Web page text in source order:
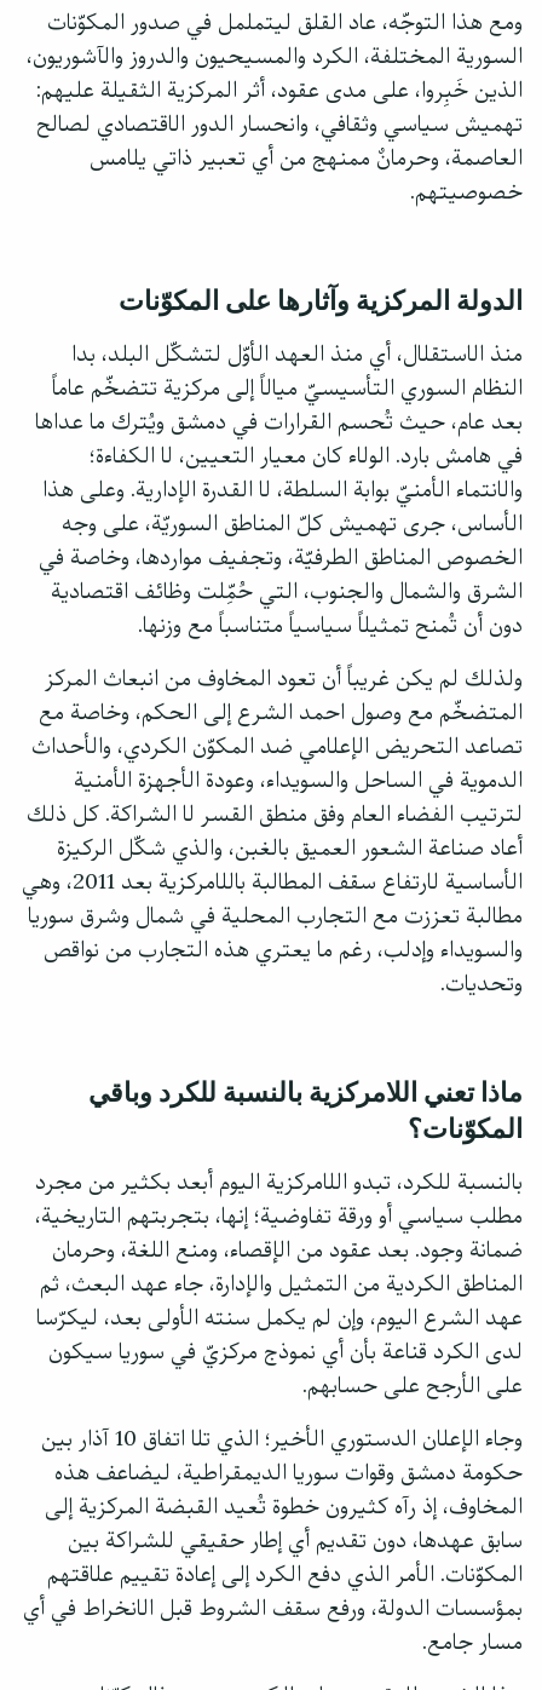
ومع هذا التوجّه، عاد القلق ليتململ في صدور المكوّنات
السورية المختلفة، الكرد والمسيحيون والدروز والآشوريون،
الذين خَبِروا، على مدى عقود، أثر المركزية الثقيلة عليهم:
تهميش سياسي وثقافي، وانحسار الدور الاقتصادي لصالح
العاصمة، وحرمانٌ ممنهج من أي تعبير ذاتي يلامس
خصوصيتهم.
الدولة المركزية وآثارها على المكوّنات
منذ الاستقلال، أي منذ العهد الأوّل لتشكّل البلد، بدا
النظام السوري التأسيسيّ ميالاً إلى مركزية تتضخّم عاماً
بعد عام، حيث تُحسم القرارات في دمشق ويُترك ما عداها
في هامش بارد. الولاء كان معيار التعيين، لا الكفاءة؛
والانتماء الأمنيّ بوابة السلطة، لا القدرة الإدارية. وعلى هذا
الأساس، جرى تهميش كلّ المناطق السوريّة، على وجه
الخصوص المناطق الطرفيّة، وتجفيف مواردها، وخاصة في
الشرق والشمال والجنوب، التي حُمِّلت وظائف اقتصادية
دون أن تُمنح تمثيلاً سياسياً متناسباً مع وزنها.
ولذلك لم يكن غريباً أن تعود المخاوف من انبعاث المركز
المتضخّم مع وصول احمد الشرع إلى الحكم، وخاصة مع
تصاعد التحريض الإعلامي ضد المكوّن الكردي، والأحداث
الدموية في الساحل والسويداء، وعودة الأجهزة الأمنية
لترتيب الفضاء العام وفق منطق القسر لا الشراكة. كل ذلك
أعاد صناعة الشعور العميق بالغبن، والذي شكّل الركيزة
الأساسية لارتفاع سقف المطالبة باللامركزية بعد 2011، وهي
مطالبة تعززت مع التجارب المحلية في شمال وشرق سوريا
والسويداء وإدلب، رغم ما يعتري هذه التجارب من نواقص
وتحديات.
ماذا تعني اللامركزية بالنسبة للكرد وباقي
المكوّنات؟
بالنسبة للكرد، تبدو اللامركزية اليوم أبعد بكثير من مجرد
مطلب سياسي أو ورقة تفاوضية؛ إنها، بتجربتهم التاريخية،
ضمانة وجود. بعد عقود من الإقصاء، ومنع اللغة، وحرمان
المناطق الكردية من التمثيل والإدارة، جاء عهد البعث، ثم
عهد الشرع اليوم، وإن لم يكمل سنته الأولى بعد، ليكرّسا
لدى الكرد قناعة بأن أي نموذج مركزيّ في سوريا سيكون
على الأرجح على حسابهم.
وجاء الإعلان الدستوري الأخير؛ الذي تلا اتفاق 10 آذار بين
حكومة دمشق وقوات سوريا الديمقراطية، ليضاعف هذه
المخاوف، إذ رآه كثيرون خطوة تُعيد القبضة المركزية إلى
سابق عهدها، دون تقديم أي إطار حقيقي للشراكة بين
المكوّنات. الأمر الذي دفع الكرد إلى إعادة تقييم علاقتهم
بمؤسسات الدولة، ورفع سقف الشروط قبل الانخراط في أي
مسار جامع.